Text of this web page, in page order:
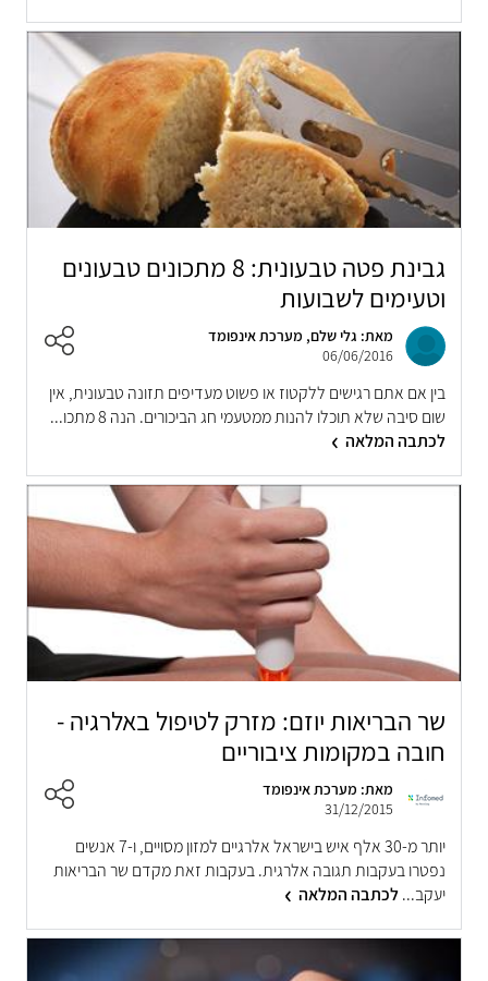
גבינת פטה טבעונית: 8 מתכונים טבעונים
וטעימים לשבועות
מאת: גלי שלם, מערכת אינפומד
06/06/2016
בין אם אתם רגישים ללקטוז או פשוט מעדיפים תזונה טבעונית, אין
שום סיבה שלא תוכלו להנות ממטעמי חג הביכורים. הנה 8 מתכו...
לכתבה המלאה
שר הבריאות יוזם: מזרק לטיפול באלרגיה -
חובה במקומות ציבוריים
מאת: מערכת אינפומד
31/12/2015
יותר מ-30 אלף איש בישראל אלרגיים למזון מסויים, ו-7 אנשים
נפטרו בעקבות תגובה אלרגית. בעקבות זאת מקדם שר הבריאות
יעקב...לכתבה המלאה